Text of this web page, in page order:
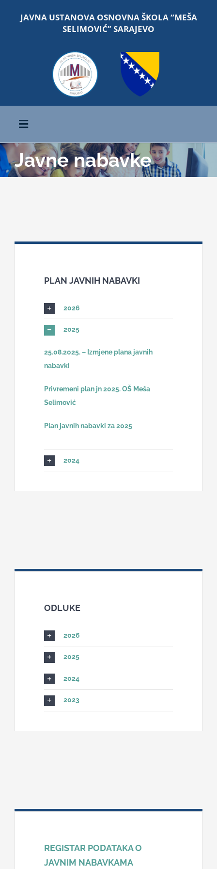
JAVNA USTANOVA OSNOVNA ŠKOLA “MEŠA
SELIMOVIĆ” SARAJEVO
Toggle
Navigation
Početna
Obavještenja
Vijeće roditelja
Kontakt
Javne nabavke
PLAN JAVNIH NABAVKI
2026
2025
25.08.2025. – Izmjene plana javnih
nabavki
Privremeni plan jn 2025. OŠ Meša
Selimović
Plan javnih nabavki za 2025
2024
ODLUKE
2026
2025
2024
2023
REGISTAR PODATAKA O
JAVNIM NABAVKAMA